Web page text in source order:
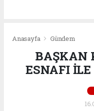
Anasayfa Gündem
BAŞKAN
ESNAFI